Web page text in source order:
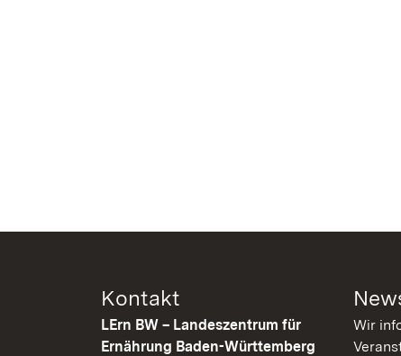
Kontakt
LErn BW – Landeszentrum für
Ernährung Baden-Württemberg
Wir